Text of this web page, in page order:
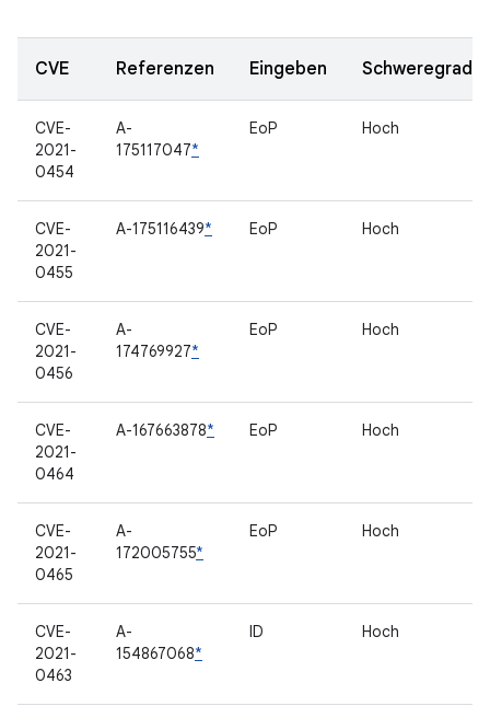
CVE Referenzen Eingeben Schweregrad
CVE-
2021-
0454
A-
175117047*
EoP Hoch
CVE-
2021-
0455
A-175116439* EoP Hoch
CVE-
2021-
0456
A-
174769927*
EoP Hoch
CVE-
2021-
0464
A-167663878* EoP Hoch
CVE-
2021-
0465
A-
172005755*
EoP Hoch
CVE-
2021-
0463
A-
154867068*
ID Hoch